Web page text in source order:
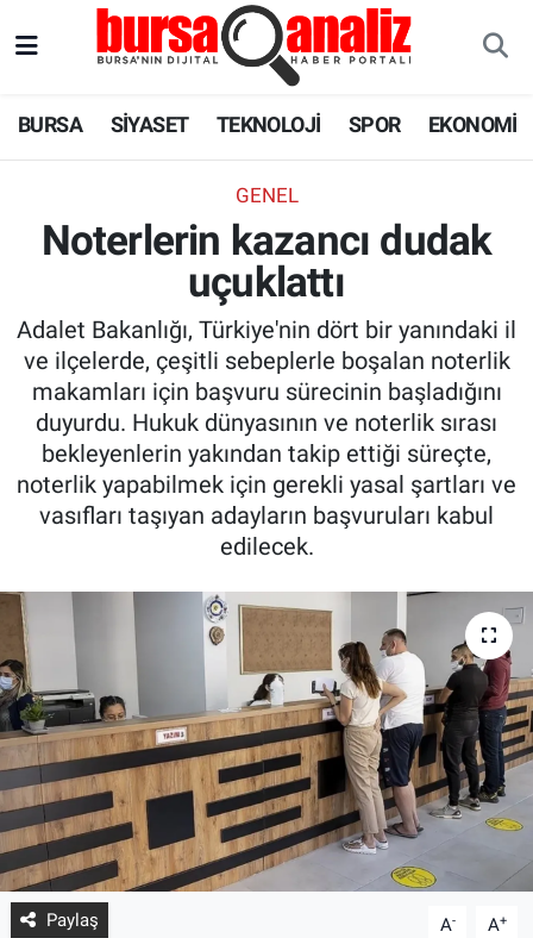
BURSA SİYASET TEKNOLOJİ SPOR EKONOMİ
GENEL
Noterlerin kazancı dudak
uçuklattı
Adalet Bakanlığı, Türkiye'nin dört bir yanındaki il
ve ilçelerde, çeşitli sebeplerle boşalan noterlik
makamları için başvuru sürecinin başladığını
duyurdu. Hukuk dünyasının ve noterlik sırası
bekleyenlerin yakından takip ettiği süreçte,
noterlik yapabilmek için gerekli yasal şartları ve
vasıfları taşıyan adayların başvuruları kabul
edilecek.
Paylaş A- A+
EKONOMİ
SAĞLIK
ASTROLOJİ
BLOG
Süper Lig Puan Durumu ve Fikstür
Tüm Manşetler
Son Dakika Haberleri
Haber Arşivi